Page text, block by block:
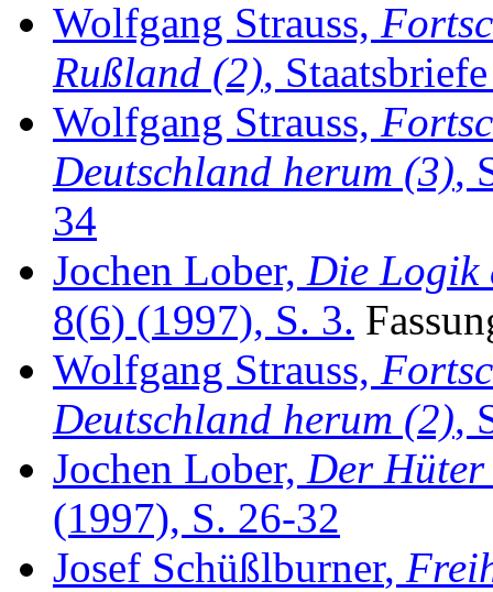
Wolfgang Strauss,
Rußland (2),
Wolfgang Strauss,
Deutschland herum (3),
34
Jochen Lober, Die Logik
8(6) (1997), S. 3.
Wolfgang Strauss,
Deutschland herum (2),
Jochen Lober, Der Hüter
(1997), S. 26-32
Josef Schüßlburner,